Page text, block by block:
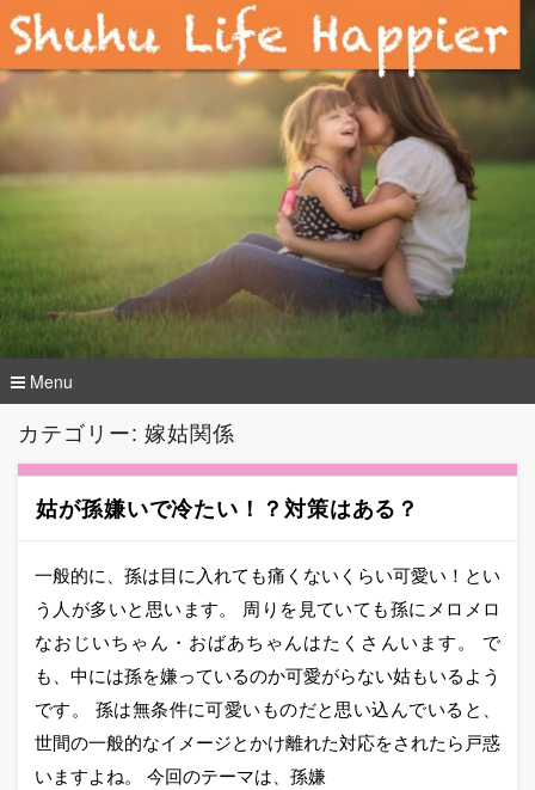
Menu
カテゴリー: 嫁姑関係
姑が孫嫌いで冷たい！？対策はある？
一般的に、孫は目に入れても痛くないくらい可愛い！とい
う人が多いと思います。 周りを見ていても孫にメロメロ
なおじいちゃん・おばあちゃんはたくさんいます。 で
も、中には孫を嫌っているのか可愛がらない姑もいるよう
です。 孫は無条件に可愛いものだと思い込んでいると、
世間の一般的なイメージとかけ離れた対応をされたら戸惑
いますよね。 今回のテーマは、孫嫌